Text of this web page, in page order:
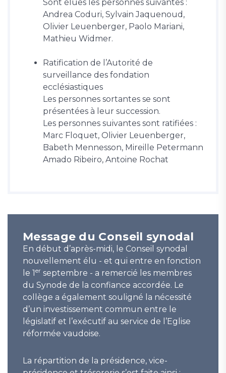
Sont élues les personnes suivantes :
Andrea Coduri, Sylvain Jaquenoud,
Olivier Leuenberger, Paolo Mariani,
Mathieu Widmer.
Ratification de l’Autorité de
surveillance des fondation
ecclésiastiques
Les personnes sortantes se sont
présentées à leur succession.
Les personnes suivantes sont ratifiées :
Marc Floquet, Olivier Leuenberger,
Babeth Mennesson, Mireille Petermann
Amado Ribeiro, Antoine Rochat
Message du Conseil synodal
En début d’après-midi, le Conseil synodal
nouvellement élu - et qui entre en fonction
le 1er septembre - a remercié les membres
du Synode de la confiance accordée. Le
collège a également souligné la nécessité
d’un investissement commun entre le
législatif et l’exécutif au service de l’Eglise
réformée vaudoise.
La répartition de la présidence, vice-